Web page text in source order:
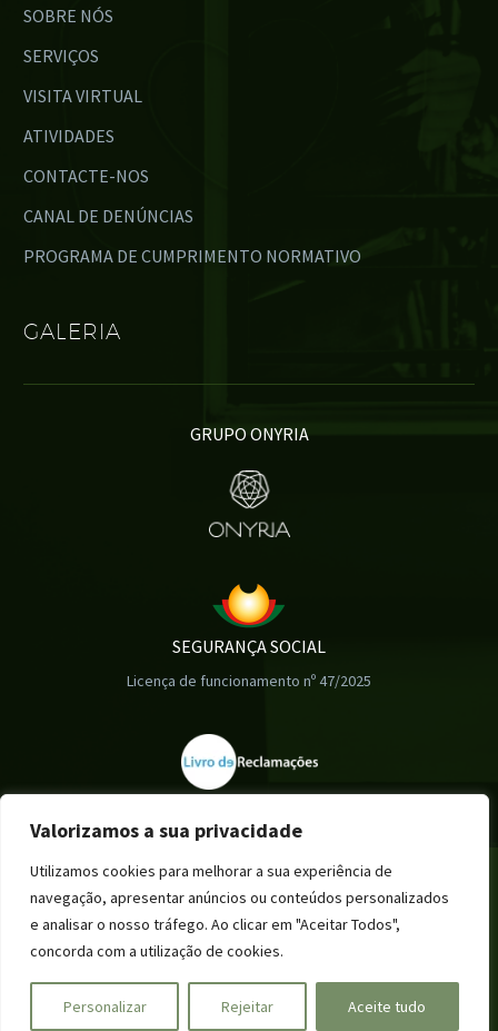
Valorizamos a sua privacidade
Utilizamos cookies para melhorar a sua experiência de
navegação, apresentar anúncios ou conteúdos personalizados
e analisar o nosso tráfego. Ao clicar em "Aceitar Todos",
concorda com a utilização de cookies.
Personalizar Rejeitar Aceite tudo
SOBRE NÓS
SERVIÇOS
VISITA VIRTUAL
ATIVIDADES
CONTACTE-NOS
CANAL DE DENÚNCIAS
PROGRAMA DE CUMPRIMENTO NORMATIVO
GALERIA
GRUPO ONYRIA
SEGURANÇA SOCIAL
Licença de funcionamento nº 47/2025
© Copyright Residencias OFÉLIA, byHUME
Privacidade Cookies